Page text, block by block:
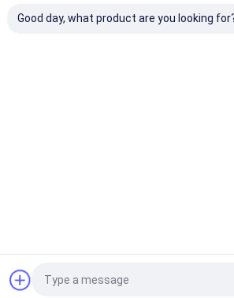
Good day, what product are you looking